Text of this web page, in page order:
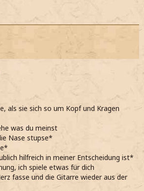
als sie sich so um Kopf und Kragen
was du meinst
Nase stupse*
hilfreich in meiner Entscheidung ist*
ich spiele etwas für dich
fasse und die Gitarre wieder aus der